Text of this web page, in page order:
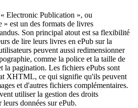
Electronic Publication », ou
est un des formats de livres
Son principal atout est sa flexibilité
de lire leurs livres en ePub sur la
peuvent aussi redimensionner
comme la police et la taille de
la pagination. Les fichiers ePubs sont
XHTML, ce qui signifie qu'ils peuvent
et d'autres fichiers complémentaires.
utiliser la gestion des droits
données sur ePub.